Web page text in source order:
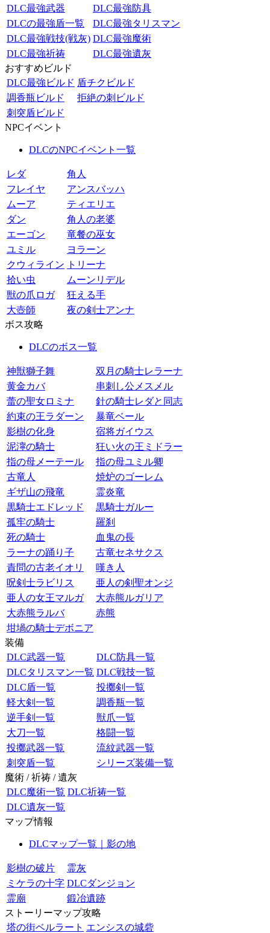
DLC最強武器
DLC最強防具
DLCの最強盾一覧
DLC最強タリスマン
DLC最強戦技(戦灰) DLC最強魔術
DLC最強祈祷
DLC最強遺灰
おすすめビルド
DLC最強ビルド 盾チクビルド
調香瓶ビルド
拒絶の刺ビルド
刺突盾ビルド
NPCイベント
DLCのNPCイベント一覧
レダ
角人
フレイヤ
アンスバッハ
ムーア
ティエリエ
ダン
角人の老婆
エーゴン
竜餐の巫女
ユミル
ヨラーン
クウィライン
トリーナ
拾い虫
ムーンリデル
獣の爪ロガ
狂える手
大壺師
夜の剣士アンナ
ボス攻略
DLCのボス一覧
神獣獅子舞
双月の騎士レラーナ
黄金カバ
串刺し公メスメル
蕾の聖女ロミナ
針の騎士レダと同志
約束の王ラダーン
暴竜ベール
影樹の化身
宿将ガイウス
泥濘の騎士
狂い火の王ミドラー
指の母メーテール
指の母ユミル卿
古竜人
焼炉のゴーレム
ギザ山の飛竜
霊炎竜
黒騎士エドレッド
黒騎士ガルー
孤牢の騎士
羅刹
死の騎士
血鬼の長
ラーナの踊り子
古竜セネサクス
責問の古老イオリ
嘆き人
呪剣士ラビリス
亜人の剣聖オンジ
亜人の女王マルガ
大赤熊ルガリア
大赤熊ラルバ
赤熊
坩堝の騎士デボニア
装備
DLC武器一覧
DLC防具一覧
DLCタリスマン一覧 DLC戦技一覧
DLC盾一覧
投擲剣一覧
軽大剣一覧
調香瓶一覧
逆手剣一覧
獣爪一覧
大刀一覧
格闘一覧
投擲武器一覧
流紋武器一覧
刺突盾一覧
シリーズ装備一覧
魔術 / 祈祷 / 遺灰
DLC魔術一覧 DLC祈祷一覧
DLC遺灰一覧
マップ情報
DLCマップ一覧｜影の地
影樹の破片
霊灰
ミケラの十字 DLCダンジョン
霊廟
鍛冶遺跡
ストーリーマップ攻略
塔の街ベルラート エンシスの城砦